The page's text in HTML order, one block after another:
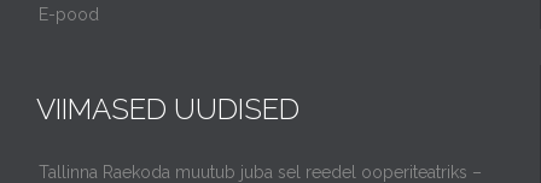
E-pood
VIIMASED UUDISED
Tallinna Raekoda muutub juba sel reedel ooperiteatriks –